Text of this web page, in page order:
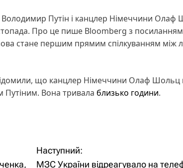
Володимир Путін і канцлер Німеччини Олаф
Про це пише Bloomberg з
стане першим прямим спілкуванням між
що канцлер Німеччини Олаф Шольц
Вона тривала близько години.
Наступний:
МЗС України відреагувало на